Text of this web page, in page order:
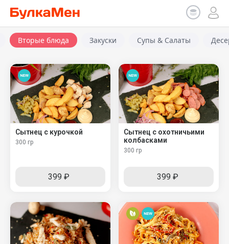
Вторые блюда Закуски Супы & Cалаты
Сытнец с курочкой
300 гр
399 ₽
Сытнец с охотничьими
колбасками
300 гр
399 ₽